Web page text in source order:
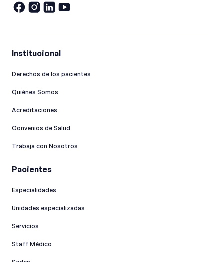
Institucional
Derechos de los pacientes
Quiénes Somos
Acreditaciones
Convenios de Salud
Trabaja con Nosotros
Pacientes
Especialidades
Unidades especializadas
Servicios
Staff Médico